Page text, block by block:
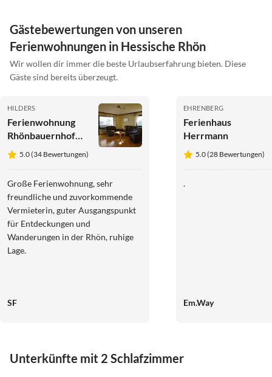
Gästebewertungen von unseren
Ferienwohnungen in Hessische Rhön
Wir wollen dir immer die beste Urlaubserfahrung bieten. Diese
Gäste sind bereits überzeugt.
HILDERS
Ferienwohnung
Rhönbauernhof
Spiegel
5.0 (34 Bewertungen)
Große Ferienwohnung, sehr
freundliche und zuvorkommende
Vermieterin, guter Ausgangspunkt
für Entdeckungen und
Wanderungen in der Rhön, ruhige
Lage.
SF
EHRENBERG
Ferienhaus
Herrmann
5.0 (28 Bewertungen)
.
Em.Way
Unterkünfte mit 2 Schlafzimmer